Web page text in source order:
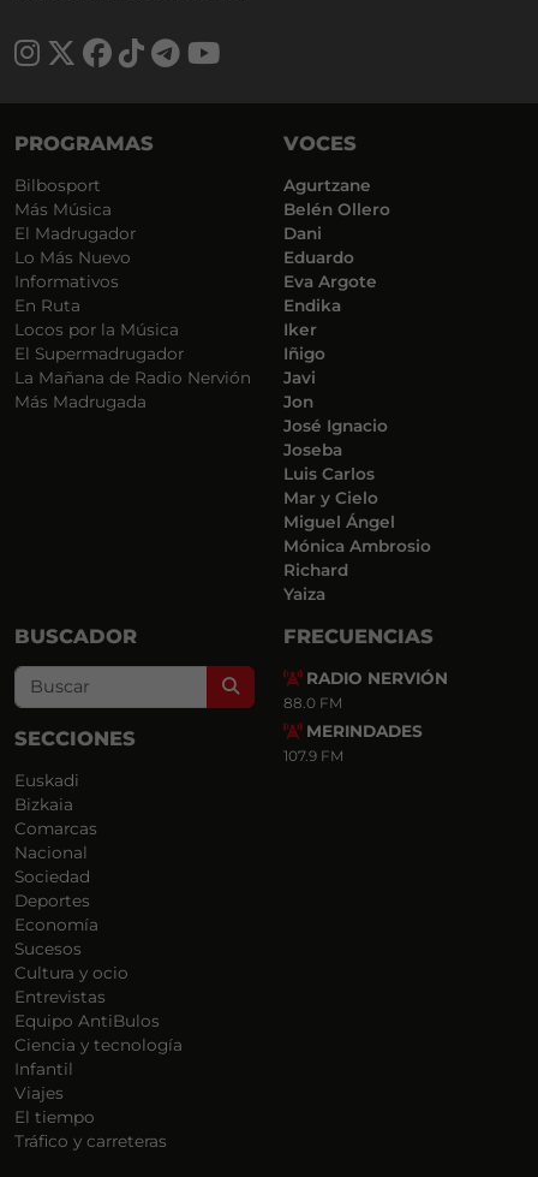
PROGRAMAS
Bilbosport
Más Música
El Madrugador
Lo Más Nuevo
Informativos
En Ruta
Locos por la Música
El Supermadrugador
La Mañana de Radio Nervión
Más Madrugada
VOCES
Agurtzane
Belén Ollero
Dani
Eduardo
Eva Argote
Endika
Iker
Iñigo
Javi
Jon
José Ignacio
Joseba
Luis Carlos
Mar y Cielo
Miguel Ángel
Mónica Ambrosio
Richard
Yaiza
BUSCADOR
Search
SECCIONES
Euskadi
Bizkaia
Comarcas
Nacional
Sociedad
Deportes
Economía
Sucesos
Cultura y ocio
Entrevistas
Equipo AntiBulos
Ciencia y tecnología
Infantil
Viajes
El tiempo
Tráfico y carreteras
FRECUENCIAS
RADIO NERVIÓN
88.0 FM
MERINDADES
107.9 FM